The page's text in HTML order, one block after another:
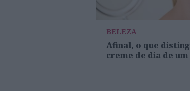
BELEZA
Afinal, o que
creme de dia de